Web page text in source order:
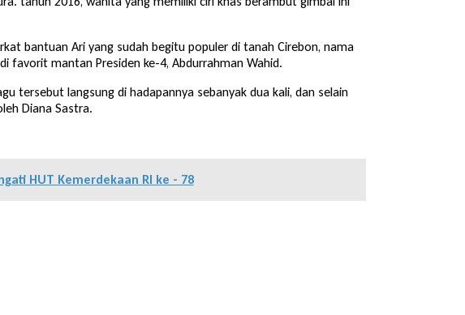
bantuan Ari yang sudah begitu populer di tanah Cirebon, nama
favorit mantan Presiden ke-4, Abdurrahman Wahid.
tersebut langsung di hadapannya sebanyak dua kali, dan selain
Diana Sastra.
HUT Kemerdekaan RI ke - 78